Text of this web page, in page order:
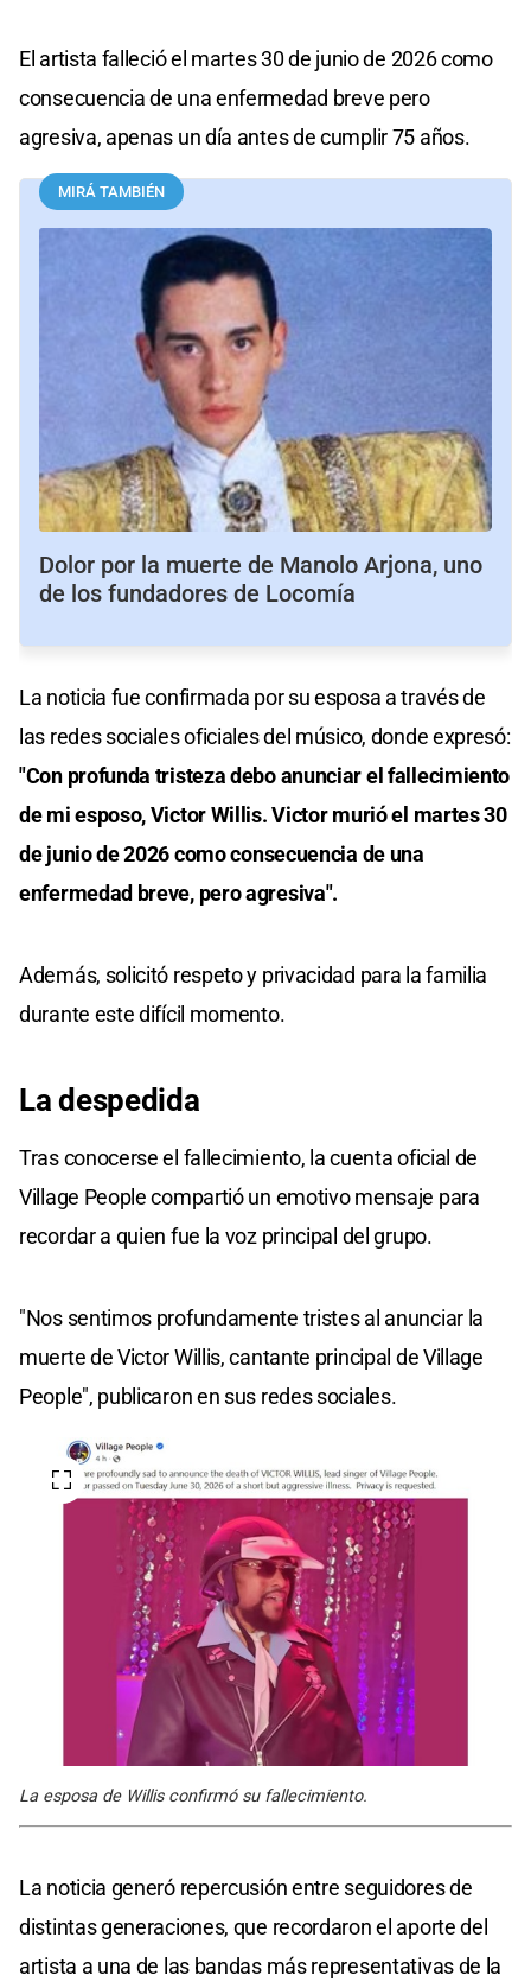
El artista falleció el martes 30 de junio de 2026 como
consecuencia de una enfermedad breve pero
agresiva, apenas un día antes de cumplir 75 años.
MIRÁ TAMBIÉN
Dolor por la muerte de Manolo Arjona, uno
de los fundadores de Locomía
La noticia fue confirmada por su esposa a través de
las redes sociales oficiales del músico, donde expresó:
"Con profunda tristeza debo anunciar el fallecimiento
de mi esposo, Victor Willis. Victor murió el martes 30
de junio de 2026 comoconsecuencia de una
enfermedad breve, pero agresiva".
Además, solicitó respeto y privacidad para la familia
durante este difícil momento.
La despedida
Tras conocerse el fallecimiento, la cuenta oficial de
Village People compartió un emotivo mensaje para
recordar a quien fue la voz principal del grupo.
"Nos sentimos profundamente tristes al anunciar la
muerte de Victor Willis, cantante principal de Village
People", publicaron en sus redes sociales.
La esposa de Willis confirmó su fallecimiento.
La noticia generó repercusión entre seguidores de
distintas generaciones, que recordaron el aporte del
artista a una de las bandas más representativas de la